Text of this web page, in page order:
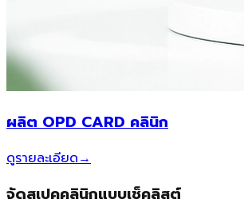
ผลิต OPD CARD คลินิก
ดูรายละเอียด→
จัดสเปคคลินิกแบบเช็คลิสต์